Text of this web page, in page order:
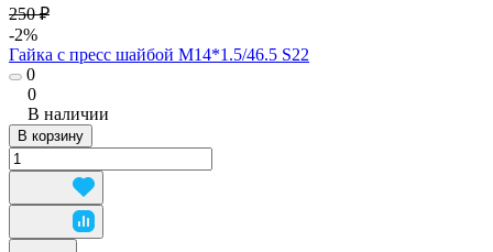
250 ₽
-2%
Гайка с пресс шайбой М14*1.5/46.5 S22
0
0
В наличии
В корзину